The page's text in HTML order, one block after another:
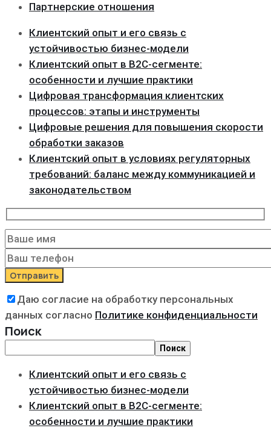
Партнерские отношения
Клиентский опыт и его связь с
устойчивостью бизнес-модели
Клиентский опыт в B2C-сегменте:
особенности и лучшие практики
Цифровая трансформация клиентских
процессов: этапы и инструменты
Цифровые решения для повышения скорости
обработки заказов
Клиентский опыт в условиях регуляторных
требований: баланс между коммуникацией и
законодательством
Даю согласие на обработку персональных
данных согласно Политике конфиденциальности
Поиск
Поиск
Клиентский опыт и его связь с
устойчивостью бизнес-модели
Клиентский опыт в B2C-сегменте:
особенности и лучшие практики